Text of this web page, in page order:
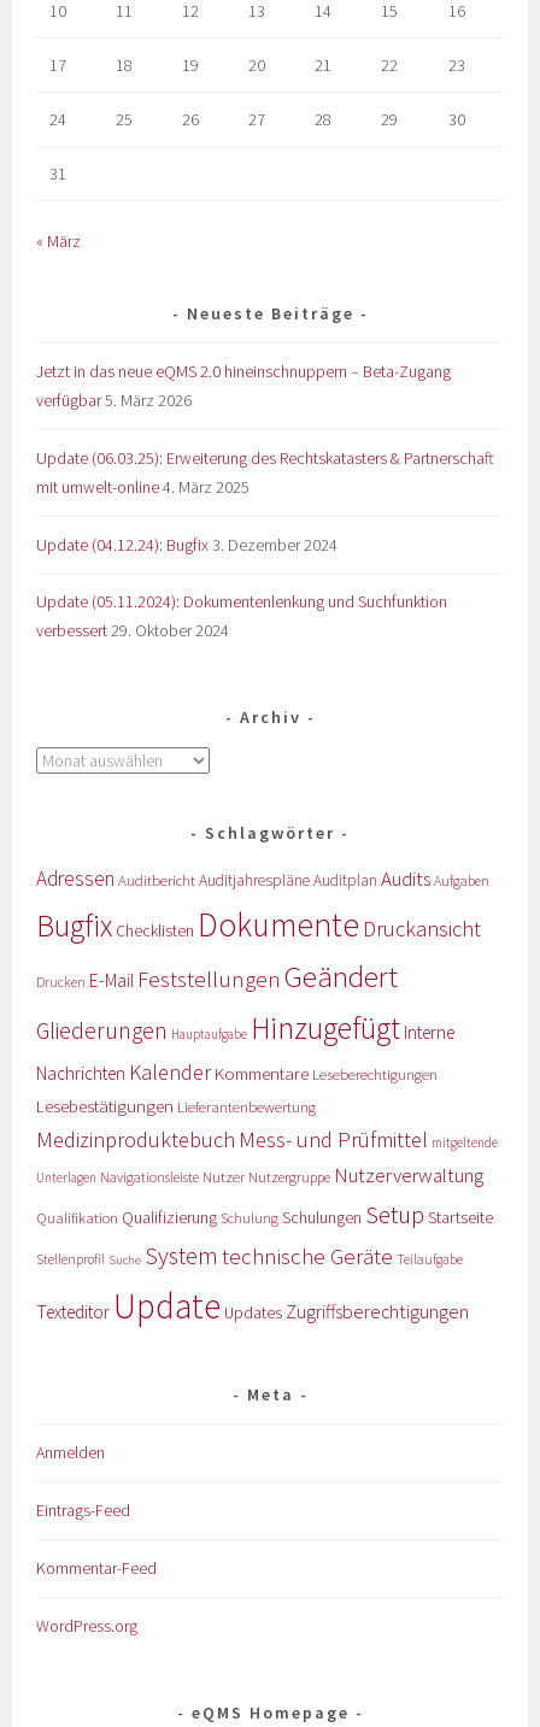
10 11 12 13 14 15 16
17 18 19 20 21 22 23
24 25 26 27 28 29 30
31
« März
Neueste Beiträge
Jetzt in das neue eQMS 2.0 hineinschnuppern – Beta-Zugang
verfügbar5. März 2026
Update (06.03.25): Erweiterung des Rechtskatasters & Partnerschaft
mit umwelt-online4. März 2025
Update (04.12.24): Bugfix 3. Dezember 2024
Update (05.11.2024): Dokumentenlenkung und Suchfunktion
verbessert29. Oktober 2024
Archiv
Schlagwörter
Adressen AuditberichtAuditjahrespläneAuditplan Audits Aufgaben
Bugfix Checklisten Dokumente Druckansicht
Drucken E-Mail Feststellungen Geändert
Gliederungen Hauptaufgabe Hinzugefügt Interne
Nachrichten KalenderKommentare Leseberechtigungen
Lesebestätigungen Lieferantenbewertung
Medizinproduktebuch Mess- und Prüfmittel mitgeltende
Unterlagen Navigationsleiste Nutzer Nutzergruppe Nutzerverwaltung
Qualifikation Qualifizierung Schulung Schulungen Setup Startseite
Stellenprofil Suche System technische Geräte Teilaufgabe
Texteditor Update Updates Zugriffsberechtigungen
Meta
Anmelden
Eintrags-Feed
Kommentar-Feed
WordPress.org
eQMS Homepage